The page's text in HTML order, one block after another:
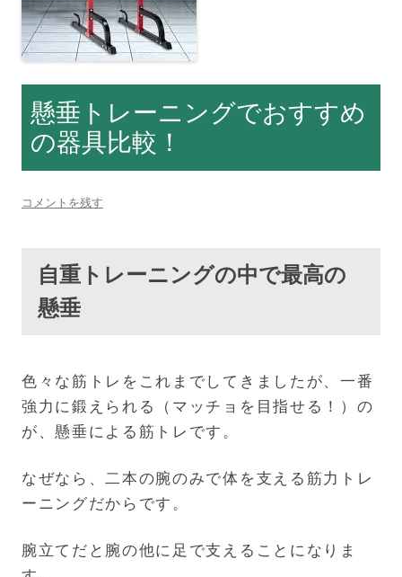
懸垂トレーニングでおすすめ
の器具比較！
コメントを残す
自重トレーニングの中で最高の
懸垂
色々な筋トレをこれまでしてきましたが、一番
強力に鍛えられる（マッチョを目指せる！）の
が、懸垂による筋トレです。
なぜなら、二本の腕のみで体を支える筋力トレ
ーニングだからです。
腕立てだと腕の他に足で支えることになりま